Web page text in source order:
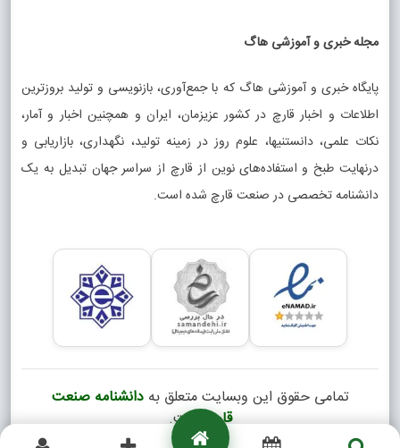
مجله خبری و آموزشی هاگ
پایگاه خبری و آموزشی هاگ که با جمع‌آوری، بازنویسی و تولید بروزترین
اطلاعات و اخبار قارچ در کشور عزیزمان، ایران و همچنین اخبار و آمار،
نکات علمی، دانستنیها، علوم روز در زمینه تولید، نگهداری، بازاریابی و
درنهایت طبخ و استفاده‌های نوین از قارچ از سراسر جهان تبدیل به یک
دانشنامه تخصصی در صنعت قارچ شده است.
تمامی حقوق این وبسایت متعلق بهدانشنامه صنعت
قارچ است.